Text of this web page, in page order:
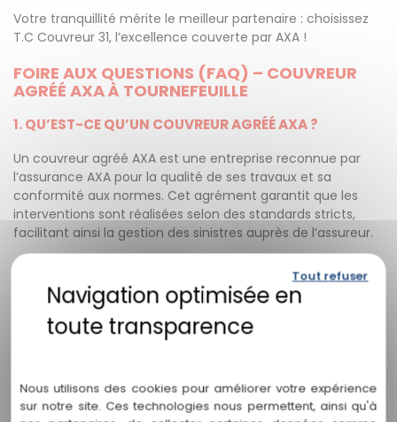
Votre tranquillité mérite le meilleur partenaire : choisissez
T.C Couvreur 31, l’excellence couverte par AXA !
FOIRE AUX QUESTIONS (FAQ) – COUVREUR
AGRÉÉ AXA À TOURNEFEUILLE
1. QU’EST-CE QU’UN COUVREUR AGRÉÉ AXA ?
Un couvreur agréé AXA est une entreprise reconnue par
l’assurance AXA pour la qualité de ses travaux et sa
conformité aux normes. Cet agrément garantit que les
interventions sont réalisées selon des standards stricts,
facilitant ainsi la gestion des sinistres auprès de l’assureur.
2. QUELS SONT LES AVANTAGES DE FAIRE APPEL À UN
COUVREUR AGRÉÉ AXA ?
Les principaux bénéfices sont :
Des travaux réalisés dans le respect des exigences d’AXA
et des réglementations locales.
Nous utilisons des cookies pour améliorer votre expérience
sur notre site. Ces technologies nous permettent, ainsi qu'à
Tout refuser